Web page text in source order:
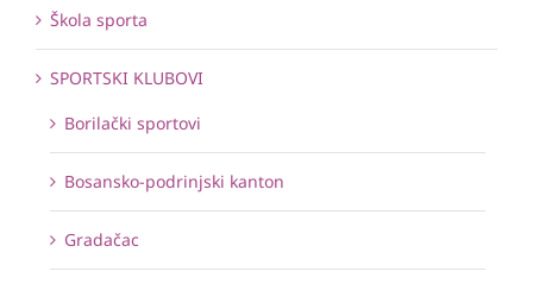
Škola sporta
SPORTSKI KLUBOVI
Borilački sportovi
Bosansko-podrinjski kanton
Gradačac